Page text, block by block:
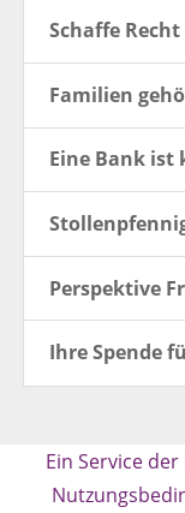
Schaffe
Familien
Eine Bank ist
Perspektive
Ihre Spende
Ein Service